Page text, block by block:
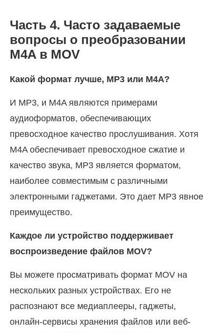
Часть 4. Часто задаваемые
вопросы о преобразовании
M4A в MOV
Какой формат лучше, MP3 или M4A?
И MP3, и M4A являются примерами
аудиоформатов, обеспечивающих
превосходное качество прослушивания. Хотя
M4A обеспечивает превосходное сжатие и
качество звука, MP3 является форматом,
наиболее совместимым с различными
электронными гаджетами. Это дает MP3 явное
преимущество.
Каждое ли устройство поддерживает
воспроизведение файлов MOV?
Вы можете просматривать формат MOV на
нескольких разных устройствах. Его не
распознают все медиаплееры, гаджеты,
онлайн-сервисы хранения файлов или веб-